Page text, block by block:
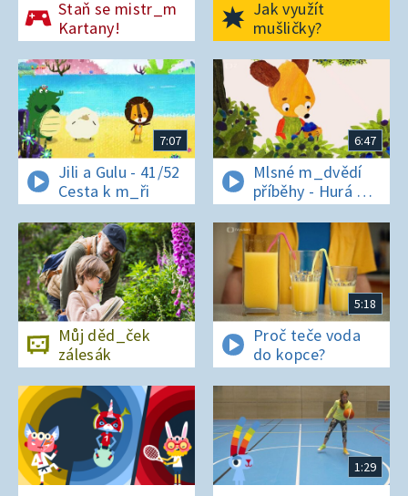
Staň se mistr_m
Kartany!
Jak využít
mušličky?
7:07
Jili a Gulu - 41/52
Cesta k m_ři
6:47
Mlsné m_dvědí
příběhy - Hurá na
bor_vky
Můj děd_ček
zálesák
5:18
Proč teče voda
do kopce?
1:29